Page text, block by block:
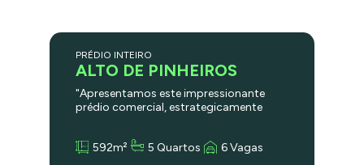
PRÉDIO INTEIRO
ALTO DE PINHEIROS
"Apresentamos este impressionante
prédio comercial, estrategicamente
regiões mais valorizadas e desejadas da
592m² 5 Quartos 6 Vagas